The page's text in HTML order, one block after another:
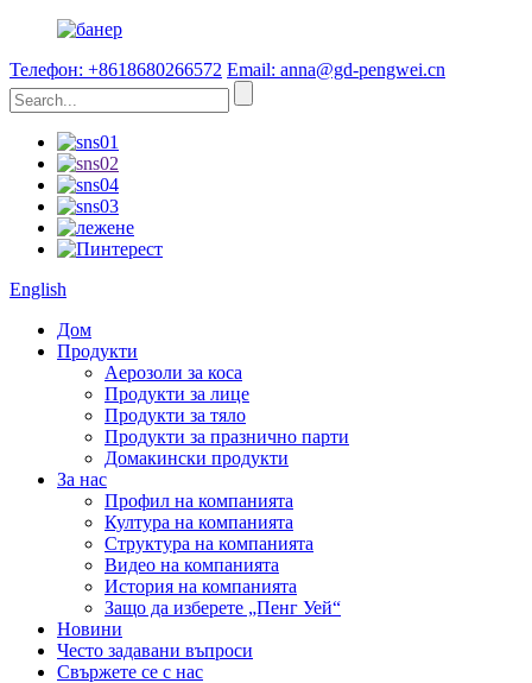
Телефон: +8618680266572 Email: anna@gd-pengwei.cn
English
Дом
Продукти
Аерозоли за коса
Продукти за лице
Продукти за тяло
Продукти за празнично парти
Домакински продукти
За нас
Профил на компанията
Култура на компанията
Структура на компанията
Видео на компанията
История на компанията
Защо да изберете „Пенг Уей“
Новини
Често задавани въпроси
Свържете се с нас